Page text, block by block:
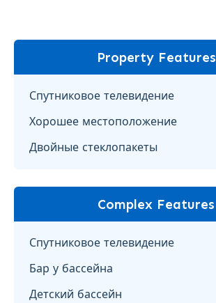
Property Features
Спутниковое телевидение
Хорошее местоположение
Двойные стеклопакеты
Complex Features
Спутниковое телевидение
Бар у бассейна
Детский бассейн